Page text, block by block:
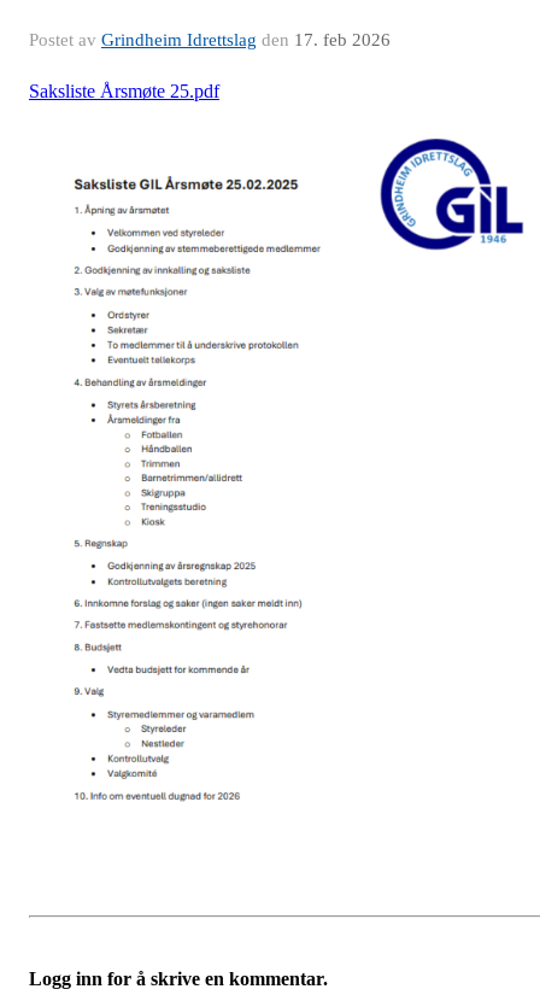
Postet av Grindheim Idrettslag den 17. feb 2026
Saksliste Årsmøte 25.pdf
Logg inn for å skrive en kommentar.